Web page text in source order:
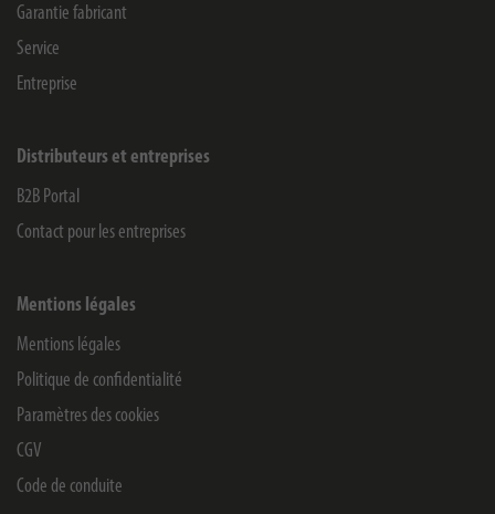
Garantie fabricant
Service
Entreprise
Distributeurs et entreprises
B2B Portal
Contact pour les entreprises
Mentions légales
Mentions légales
Politique de confidentialité
Paramètres des cookies
CGV
Code de conduite